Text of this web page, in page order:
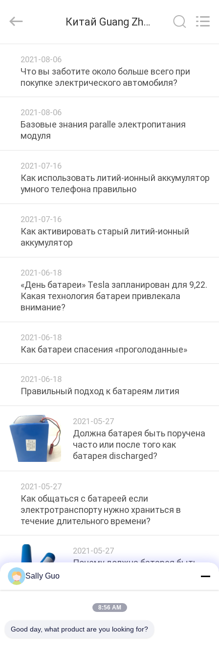
ДОМ
ПРОДУКТЫ
РОЛИКИ
О
НАС
ПУТЕШЕСТВИЕ
ПРОВЕРКА
КАЧЕСТВА
СВЯЖИТЕСЬ
МЫ
НОВОСТИ
СЛУЧАИ
СПРОСИТЕ
ЦИТАТУ
КАРТА
САЙТА
PRIVACY
POLICY
Energy
Technology
All
Reserved.
Китай Guang Zhou Sunland New Energy Technology Co., Ltd. Новости компании
2021-08-06
Что вы заботите около больше всего при
покупке электрического автомобиля?
2021-08-06
Базовые знания paralle электропитания
модуля
2021-07-16
Как использовать литий-ионный аккумулятор
умного телефона правильно
2021-07-16
Как активировать старый литий-ионный
аккумулятор
2021-06-18
«День батареи» Tesla запланирован для 9,22.
Какая технология батареи привлекала
внимание?
2021-06-18
Как батареи спасения «проголоданные»
2021-06-18
Правильный подход к батареям лития
2021-05-27
Должна батарея быть поручена
часто или после того как
батарея discharged?
2021-05-27
Как общаться с батареей если
электротранспорту нужно храниться в
течение длительного времени?
2021-05-27
Почему должна батарея быть
Sally Guo
8:56 AM
Good day, what product are you looking for?